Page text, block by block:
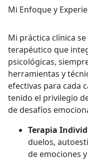
Mi Enfoque y
Mi práctica clínica
terapéutico que
psicológicas,
herramientas y
efectivas para cada
tenido el privilegio
de desafíos
Terapia
duelos,
de emociones